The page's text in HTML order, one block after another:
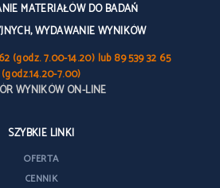
MATERIAŁÓW DO BADAŃ
WYDAWANIE WYNIKÓW
(godz. 7.00-14.20) lub 89 539 32 65
(godz.14.20-7.00)
WYNIKÓW ON-LINE
SZYBKIE LINKI
OFERTA
CENNIK